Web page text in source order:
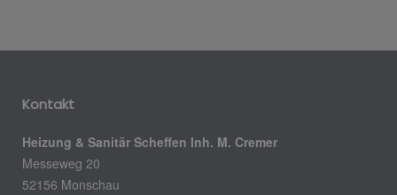
Kontakt
Heizung & Sanitär Scheffen Inh. M. Cremer
Messeweg 20
52156 Monschau